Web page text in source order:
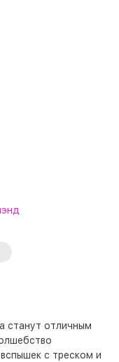
станут отличным
с треском и